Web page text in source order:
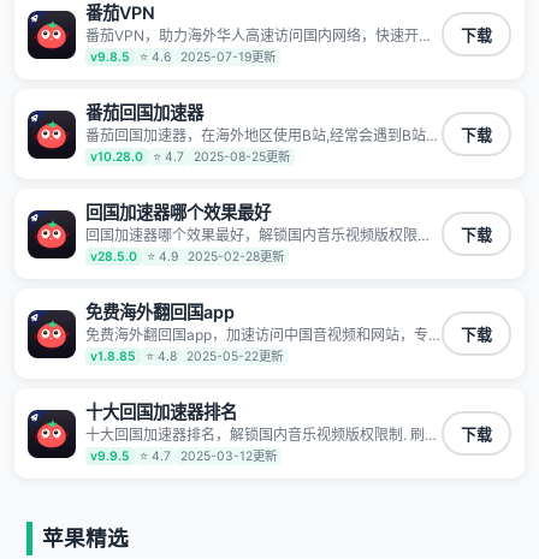
TV、西瓜视频、QQ音乐、网易云音乐、酷狗音乐、YY
等主流网站应用解除限制，带你穿梭加速回国。目前已
有上百万用户，用户整体好评95%以上，一对一在线客
服支持，保障你的使用体验。
番茄VPN
番茄VPN，助力海外华人高速访问国内网络，快速开启
国内各直播平台,解决国内视频、音乐卡顿问题；更能加
速海量国服游戏，超低延迟稳定不掉线,畅享国内网络！
v9.8.5 ⭐ 4.6 2025-07-19更新
下载
番茄回国加速器
番茄回国加速器，在海外地区使用B站,经常会遇到B站地
区版权限制/网络IP屏蔽,缓冲卡顿等问题,使用我们的哔
哩哔哩专用回国VPN,可加速解决各类网络问题,一键网络
7*24小时服务。
v10.28.0 ⭐ 4.7 2025-08-25更新
下载
回国加速器哪个效果最好
回国加速器哪个效果最好，解锁国内音乐视频版权限制.
刷剧不卡，高清秒开. 有效降低国服游戏延迟. 提升国内
主流应用访问速度 ; 独创加速黑科技 · 海量边缘. 动态多
v28.5.0 ⭐ 4.9 2025-02-28更新
下载
免费海外翻回国app
免费海外翻回国app，加速访问中国音视频和网站，专
业回国加速器，帮你加速访问优酷、bilibili、腾讯视频、
爱奇艺等，加速国服游戏，例如原神、阴阳师、和平精
明日方舟、战双帕弥什、sky光·遇、另一个伊甸园等国
内各种服务,回国加速器致力于帮助海外华人和留学生、
港澳台地区用户提供最好的回国游戏和音乐视频加速服
务，可以在海外或港澳台地区流畅加速国服游戏和音视
等主流网站应用解除限制，带你穿梭加速回国。目前已
有上百万用户，用户整体好评95%以上，一对一在线客
v1.8.85 ⭐ 4.8 2025-05-22更新
下载
十大回国加速器排名
十大回国加速器排名，解锁国内音乐视频版权限制. 刷剧
不卡，高清秒开. 有效降低国服游戏延迟. 提升国内主流
应用访问速度 ; 独创加速黑科技 · 海量边缘. 动态多线. 智
v9.9.5 ⭐ 4.7 2025-03-12更新
下载
苹果精选